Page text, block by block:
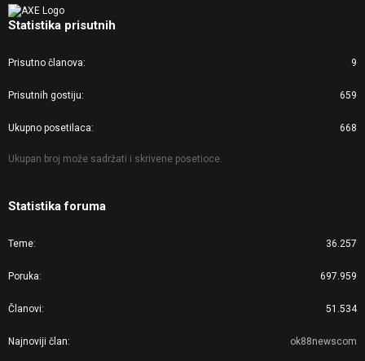
Statistika prisutnih
Prisutno članova 9
Prisutnih gostiju 659
Ukupno posetilaca 668
Ukupan broj može sadržati i skrivene posetioce.
Statistika foruma
Teme 36.257
Poruka 697.959
Članovi 51.534
Najnoviji član ok88newscom